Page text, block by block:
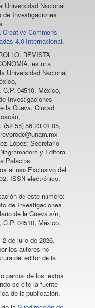
Universidad Nacional
de Investigaciones
Creative Commons
4.0 Internacional.
REVISTA
, es una
Universidad Nacional
C.P. 04510, México,
Investigaciones
la Cueva, Ciudad
(52 55) 56 23 01 05,
López; Secretario
y Editora
Palacios.
al uso Exclusivo del
ISSN electrónico:
de este número:
de Investigaciones
de la Cueva s/n,
C.P. 04510, México,
de julio de 2026.
los autores no
del editor de la
parcial de los textos
se cite la fuente
de la publicación.